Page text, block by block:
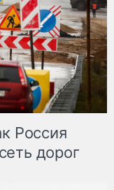
Россия
дорог